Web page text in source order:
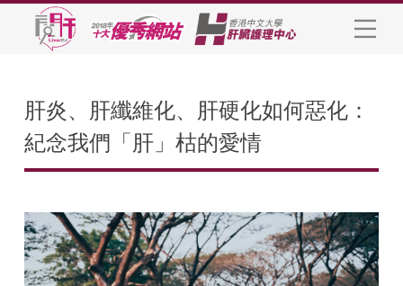
肝炎、肝纖維化、肝硬化如何惡化：
紀念我們「肝」枯的愛情